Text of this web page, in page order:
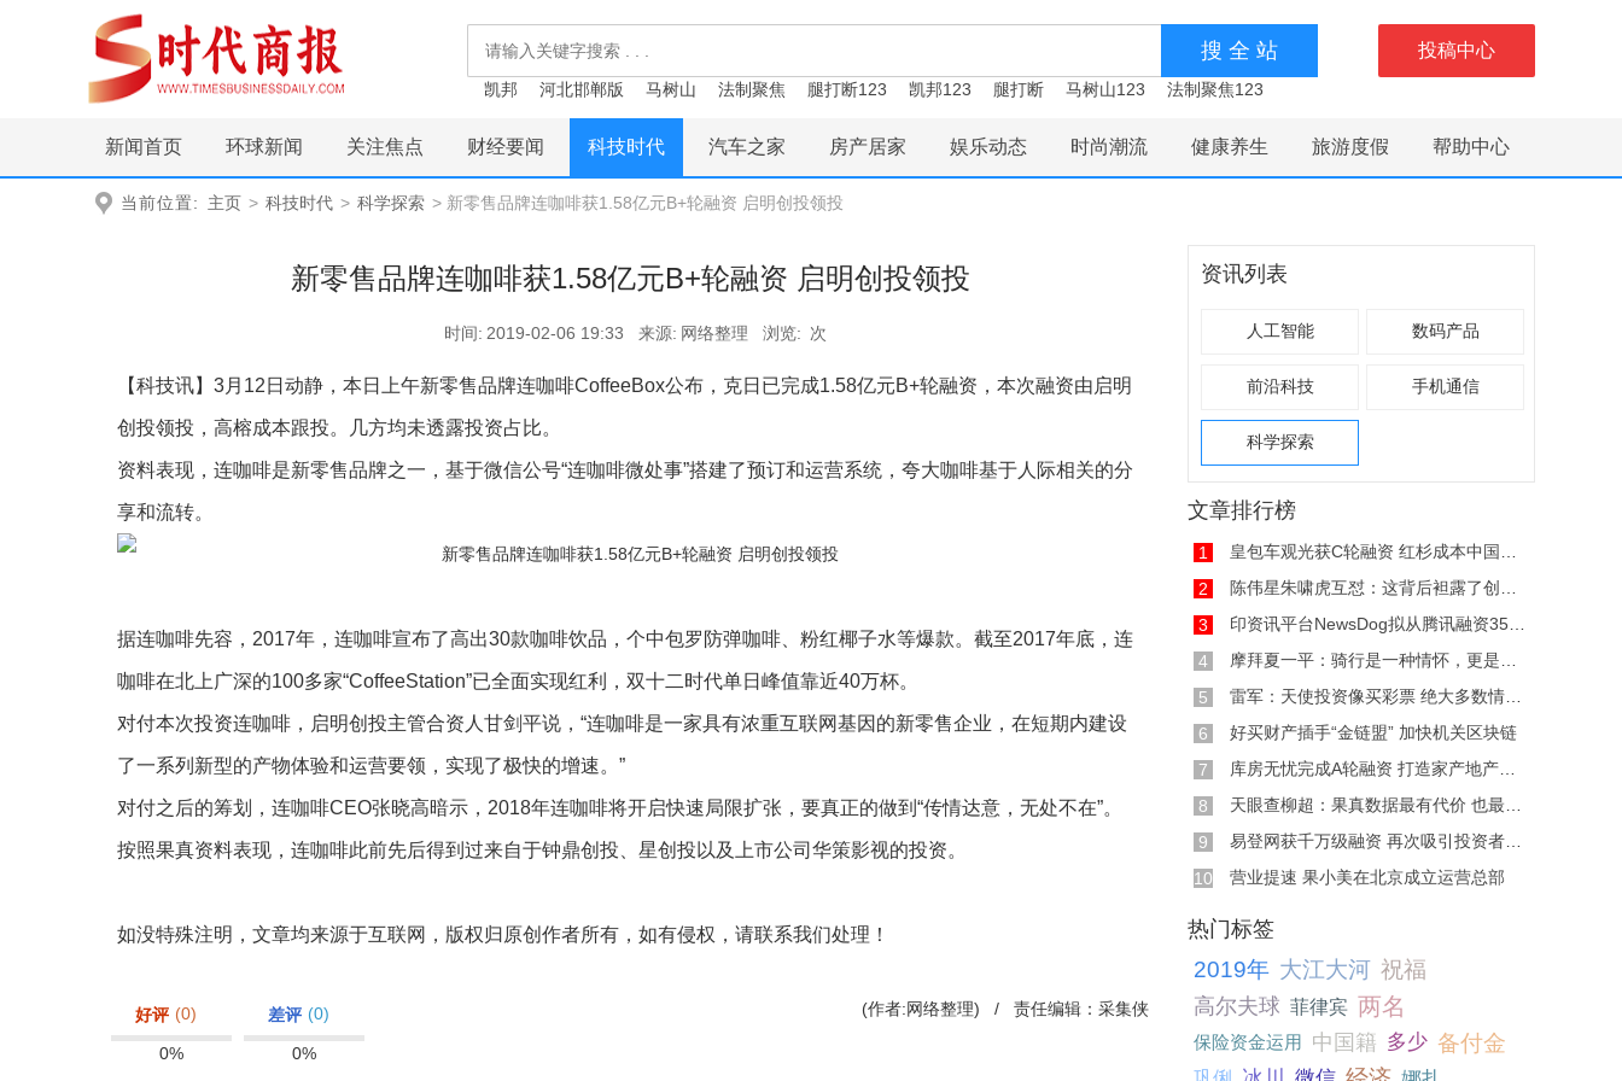
凯邦 河北邯郸版 马树山 法制聚焦 腿打断123 凯邦123 腿打断 马树山123 法制聚焦123
投稿中心
新闻首页 环球新闻 关注焦点 财经要闻 科技时代 汽车之家 房产居家 娱乐动态 时尚潮流 健康养生 旅游度假 帮助中心
当前位置: 主页 > 科技时代 > 科学探索 > 新零售品牌连咖啡获1.58亿元B+轮融资 启明创投领投
新零售品牌连咖啡获1.58亿元B+轮融资 启明创投领投
时间: 2019-02-06 19:33 来源: 网络整理 浏览: 次
【科技讯】3月12日动静，本日上午新零售品牌连咖啡CoffeeBox公布，克日已完成1.58亿元B+轮融资，本次融资由启明
创投领投，高榕成本跟投。几方均未透露投资占比。
资料表现，连咖啡是新零售品牌之一，基于微信公号“连咖啡微处事”搭建了预订和运营系统，夸大咖啡基于人际相关的分
享和流转。
据连咖啡先容，2017年，连咖啡宣布了高出30款咖啡饮品，个中包罗防弹咖啡、粉红椰子水等爆款。截至2017年底，连
咖啡在北上广深的100多家“CoffeeStation”已全面实现红利，双十二时代单日峰值靠近40万杯。
对付本次投资连咖啡，启明创投主管合资人甘剑平说，“连咖啡是一家具有浓重互联网基因的新零售企业，在短期内建设
了一系列新型的产物体验和运营要领，实现了极快的增速。”
对付之后的筹划，连咖啡CEO张晓高暗示，2018年连咖啡将开启快速局限扩张，要真正的做到“传情达意，无处不在”。
按照果真资料表现，连咖啡此前先后得到过来自于钟鼎创投、星创投以及上市公司华策影视的投资。
如没特殊注明，文章均来源于互联网，版权归原创作者所有，如有侵权，请联系我们处理！
好评 (0)
0%
差评 (0)
0%
(作者:网络整理) / 责任编辑：采集侠
资讯列表
人工智能 数码产品
前沿科技 手机通信
科学探索
文章排行榜
1
皇包车观光获C轮融资 红杉成本中国基金领投
2
陈伟星朱啸虎互怼：这背后袒露了创投圈的焦急
3
印资讯平台NewsDog拟从腾讯融资3500万美元
4
摩拜夏一平：骑行是一种情怀，更是科技的温度
5
雷军：天使投资像买彩票 绝大多数情况都是血本
6
好买财产插手“金链盟” 加快机关区块链
7
库房无忧完成A轮融资 打造家产地产版的“链家”
8
天眼查柳超：果真数据最有代价 也最安详
9
易登网获千万级融资 再次吸引投资者视线
10
营业提速 果小美在北京成立运营总部
热门标签
2019年 大江大河 祝福
高尔夫球 菲律宾 两名
保险资金运用 中国籍 多少 备付金